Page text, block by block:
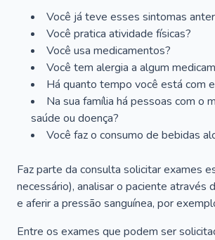
Você já teve esses sintomas
Você pratica atividade físicas?
Você usa medicamentos?
Você tem alergia a algum
Há quanto tempo você está com
Na sua família há pessoas com o
saúde ou doença?
Você faz o consumo de bebidas
Faz parte da consulta solicitar exames
necessário), analisar o paciente através
e aferir a pressão sanguínea, por
Entre os exames que podem ser